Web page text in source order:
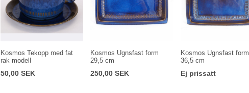
Kosmos Tekopp med fat
rak modell
50,00 SEK
Kosmos Ugnsfast form
29,5 cm
250,00 SEK
Kosmos Ugnsfast form
36,5 cm
Ej prissatt